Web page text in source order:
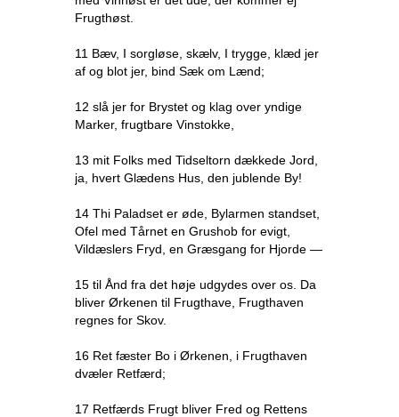
Frugthøst.
11 Bæv, I sorgløse, skælv, I trygge, klæd jer
af og blot jer, bind Sæk om Lænd;
12 slå jer for Brystet og klag over yndige
Marker, frugtbare Vinstokke,
13 mit Folks med Tidseltorn dækkede Jord,
ja, hvert Glædens Hus, den jublende By!
14 Thi Paladset er øde, Bylarmen standset,
Ofel med Tårnet en Grushob for evigt,
Vildæslers Fryd, en Græsgang for Hjorde —
15 til Ånd fra det høje udgydes over os. Da
bliver Ørkenen til Frugthave, Frugthaven
regnes for Skov.
16 Ret fæster Bo i Ørkenen, i Frugthaven
dvæler Retfærd;
17 Retfærds Frugt bliver Fred og Rettens